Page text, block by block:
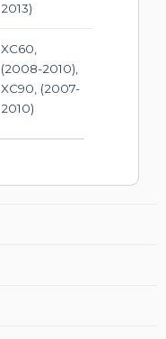
2013)
XC60,
(2008-2010),
XC90, (2007-
2010)